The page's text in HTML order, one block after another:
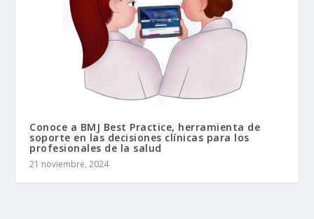
Conoce a BMJ Best Practice, herramienta de
soporte en las decisiones clínicas para los
profesionales de la salud
21 noviembre, 2024